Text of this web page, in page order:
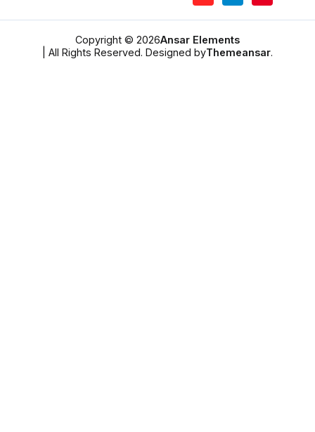
Copyright © 2026Ansar Elements
| All Rights Reserved. Designed byThemeansar.